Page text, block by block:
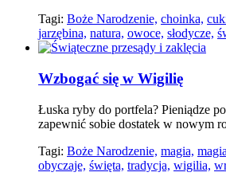
Tagi: Boże Narodzenie, choinka,
jarzębina, natura, owoce, słodycze,
Wzbogać się w Wigilię
Łuska ryby do portfela? Pieniądze
zapewnić sobie dostatek w nowym
Tagi: Boże Narodzenie, magia,
obyczaje, święta, tradycja, wigilia,